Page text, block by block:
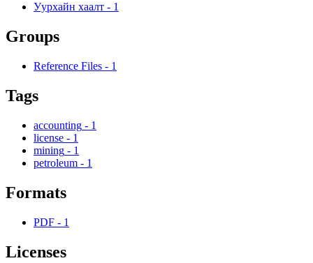
Уурхайн хаалт - 1
Groups
Reference Files - 1
Tags
accounting - 1
license - 1
mining - 1
petroleum - 1
Formats
PDF - 1
Licenses